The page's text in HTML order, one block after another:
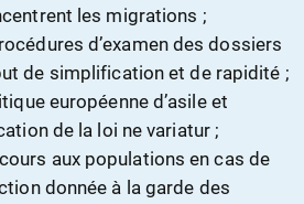
les migrations ;
d’examen des dossiers
de simplification et de rapidité ;
européenne d’asile et
de la loi ne variatur ;
aux populations en cas de
donnée à la garde des